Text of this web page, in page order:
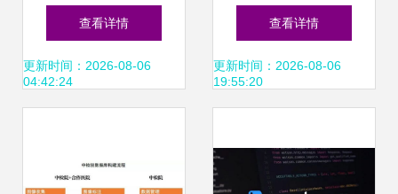
应用发展趋势2024
AI应用软件开发的
查看详情
更新时间：2026-08-06
04:42:24
学1年制中文授课
专升本申请指南 人
发
查看详情
更新时间：2026-08-06
19:55:20